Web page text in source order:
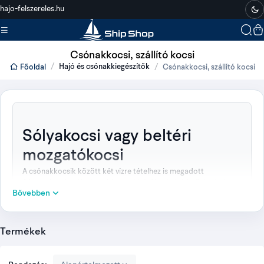
hajo-felszereles.hu
Csónakkocsi, szállító kocsi
Főoldal Hajó és csónakkiegészítők Csónakkocsi, szállító kocsi
Sólyakocsi vagy beltéri
mozgatókocsi
A csónakkocsik között két vízre tételhez is megadott
készült bemutatótermi kocsi található. A három termék
A 150-es és 200-as sólyakocsi horganyzott acélból készül, V-
alakú és hátsó támaszpárnákkal, felfújható kerekekkel. A
Bővebben
Termékek